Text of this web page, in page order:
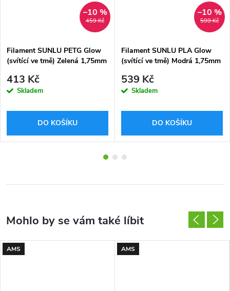
459 Kč
–10 %
Filament SUNLU PETG Glow
(svítící ve tmě) Zelená 1,75mm
413 Kč
Skladem
DO KOŠÍKU
599 Kč
–10 %
Filament SUNLU PLA Glow
(svítící ve tmě) Modrá 1,75mm
539 Kč
Skladem
DO KOŠÍKU
AMS AMS